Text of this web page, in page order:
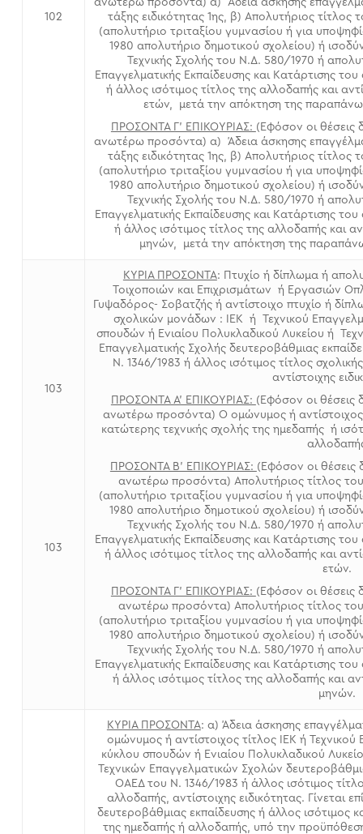
102
τάξης ειδικότητας 1ης, β) Απολυτήριος τίτλος
(απολυτήριο τριταξίου γυμνασίου ή για
1980 απολυτήριο δημοτικού σχολείου) ή
Τεχνικής Σχολής του Ν.Δ. 580/1970 ή
Επαγγελματικής Εκπαίδευσης και Κατάρτισης
ή άλλος ισότιμος τίτλος της αλλοδαπής και
ετών, μετά την απόκτηση της
ΠΡΟΣΟΝΤΑ Γ’ ΕΠΙΚΟΥΡΙΑΣ: (Εφόσον οι θέσεις
ανωτέρω προσόντα) α) Άδεια άσκησης
τάξης ειδικότητας 1ης, β) Απολυτήριος τίτλος
(απολυτήριο τριταξίου γυμνασίου ή για
1980 απολυτήριο δημοτικού σχολείου) ή
Τεχνικής Σχολής του Ν.Δ. 580/1970 ή
Επαγγελματικής Εκπαίδευσης και Κατάρτισης
ή άλλος ισότιμος τίτλος της αλλοδαπής και
μηνών, μετά την απόκτηση της
103
103
ΚΥΡΙΑ ΠΡΟΣΟΝΤΑ: Πτυχίο ή δίπλωμα ή
Τοιχοποιών και Επιχρισμάτων ή Εργασιών
Γυψαδόρος- Σοβατζής ή αντίστοιχο πτυχίο ή
σχολικών μονάδων : ΙΕΚ ή Τεχνικού
σπουδών ή Ενιαίου Πολυκλαδικού Λυκείου ή
Επαγγελματικής Σχολής δευτεροβάθμιας
Ν. 1346/1983 ή άλλος ισότιμος τίτλος
αντίστοιχης
ΠΡΟΣΟΝΤΑ Α’ ΕΠΙΚΟΥΡΙΑΣ: (Εφόσον οι θέσεις
ανωτέρω προσόντα) Ο ομώνυμος ή
κατώτερης τεχνικής σχολής της ημεδαπής ή
ΠΡΟΣΟΝΤΑ Β’ ΕΠΙΚΟΥΡΙΑΣ: (Εφόσον οι
ανωτέρω προσόντα) Απολυτήριος τίτλος
(απολυτήριο τριταξίου γυμνασίου ή για
1980 απολυτήριο δημοτικού σχολείου) ή
Τεχνικής Σχολής του Ν.Δ. 580/1970 ή
Επαγγελματικής Εκπαίδευσης και Κατάρτισης
ή άλλος ισότιμος τίτλος της αλλοδαπής και
ετών.
ΠΡΟΣΟΝΤΑ Γ’ ΕΠΙΚΟΥΡΙΑΣ: (Εφόσον οι θέσεις
ανωτέρω προσόντα) Απολυτήριος τίτλος
(απολυτήριο τριταξίου γυμνασίου ή για
1980 απολυτήριο δημοτικού σχολείου) ή
Τεχνικής Σχολής του Ν.Δ. 580/1970 ή
Επαγγελματικής Εκπαίδευσης και Κατάρτισης
ή άλλος ισότιμος τίτλος της αλλοδαπής και
μηνών.
ΚΥΡΙΑ ΠΡΟΣΟΝΤΑ: α) Άδεια άσκησης
ομώνυμος ή αντίστοιχος τίτλος ΙΕΚ ή Τεχνικού
κύκλου σπουδών ή Ενιαίου Πολυκλαδικού
Τεχνικών Επαγγελματικών Σχολών
ΟΑΕΔ του Ν. 1346/1983 ή άλλος ισότιμος
αλλοδαπής, αντίστοιχης ειδικότητας. Γίνεται
δευτεροβάθμιας εκπαίδευσης ή άλλος ισότιμος
της ημεδαπής ή αλλοδαπής, υπό την